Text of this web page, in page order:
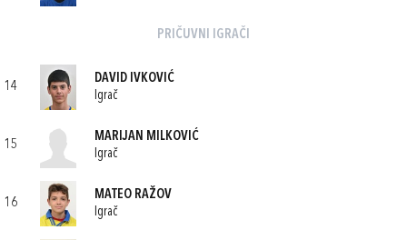
PRIČUVNI IGRAČI
14
DAVID IVKOVIĆ
Igrač
15
MARIJAN MILKOVIĆ
Igrač
16
MATEO RAŽOV
Igrač